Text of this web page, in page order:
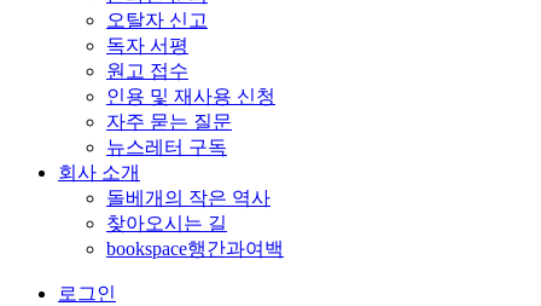
오탈자 신고
독자 서평
원고 접수
인용 및 재사용 신청
자주 묻는 질문
뉴스레터 구독
회사 소개
돌베개의 작은 역사
찾아오시는 길
bookspace행간과여백
로그인